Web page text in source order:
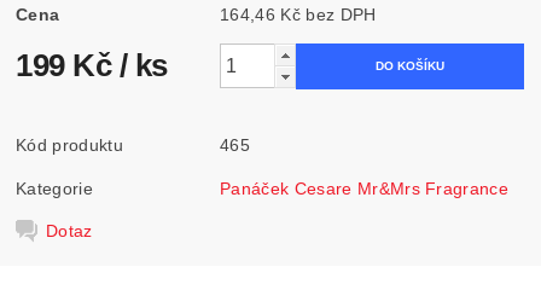
Cena 164,46 Kč bez DPH
199 Kč / ks
Kód produktu 465
Kategorie Panáček Cesare Mr&Mrs Fragrance
Dotaz